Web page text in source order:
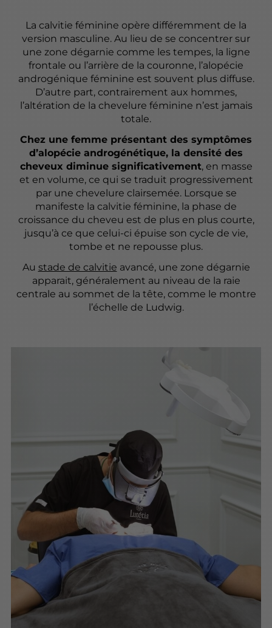
La calvitie féminine opère différemment de la
version masculine. Au lieu de se concentrer sur
une zone dégarnie comme les tempes, la ligne
frontale ou l’arrière de la couronne, l’alopécie
androgénique féminine est souvent plus diffuse.
D’autre part, contrairement aux hommes,
l’altération de la chevelure féminine n’est jamais
totale.
Chez une femme présentant des symptômes
d’alopécie androgénétique, la densité des
cheveux diminue significativement, en masse
et en volume, ce qui se traduit progressivement
par une chevelure clairsemée. Lorsque se
manifeste la calvitie féminine, la phase de
croissance du cheveu est de plus en plus courte,
jusqu’à ce que celui-ci épuise son cycle de vie,
tombe et ne repousse plus.
Au stade de calvitie avancé, une zone dégarnie
apparait, généralement au niveau de la raie
centrale au sommet de la tête, comme le montre
l’échelle de Ludwig.